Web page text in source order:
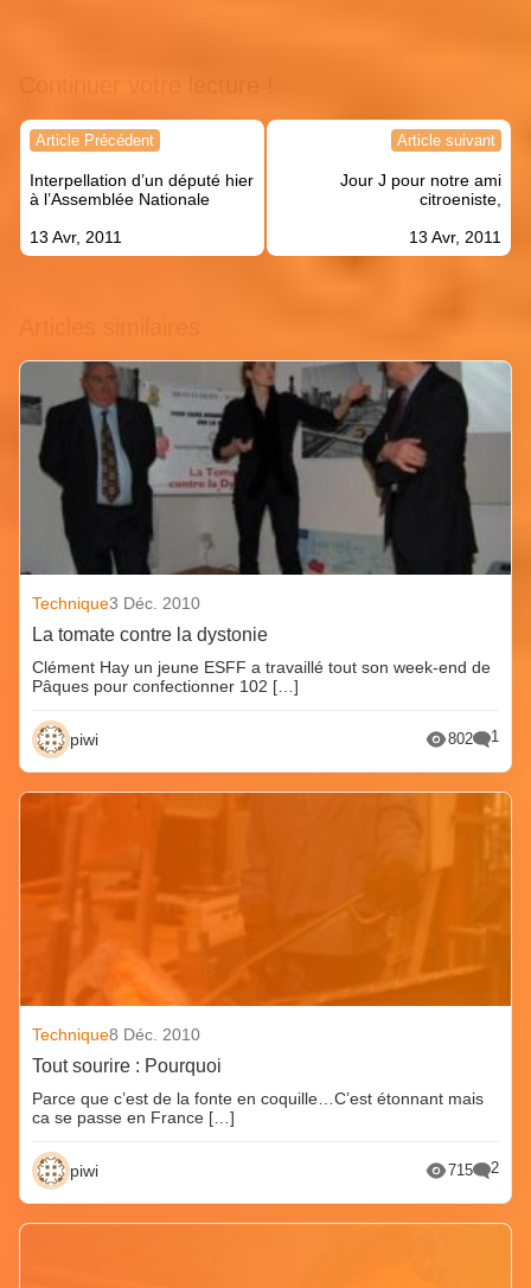
Navigation
l’article
Article Précédent
Interpellation d’un député hier
à l’Assemblée Nationale
13 Avr, 2011
Article suivant
Jour J pour notre ami
citroeniste,
13 Avr, 2011
Technique3 Déc. 2010
La tomate contre la dystonie
Clément Hay un jeune ESFF a travaillé tout son week-end de
Pâques pour confectionner 102 […]
piwi 802 1
Technique8 Déc. 2010
Tout sourire : Pourquoi
Parce que c’est de la fonte en coquille…C’est étonnant mais
ca se passe en France […]
piwi 715 2